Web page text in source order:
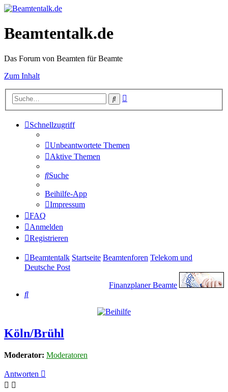
Beamtentalk.de
Das Forum von Beamten für Beamte
Zum Inhalt
Suche
Schnellzugriff
Unbeantwortete Themen
Aktive Themen
Suche
Beihilfe-App
Impressum
FAQ
Anmelden
Registrieren
Beamtentalk Startseite Beamtenforen Telekom und
Deutsche Post
Finanzplaner Beamte
Suche
Köln/Brühl
Moderator: Moderatoren
Antworten